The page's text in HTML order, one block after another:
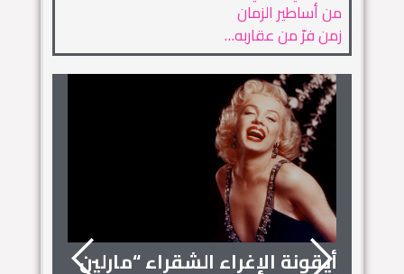
من أساطير الزمان
زمن فرّ من عقاربه…
أيقونة الإغراء الشقراء “مارلين